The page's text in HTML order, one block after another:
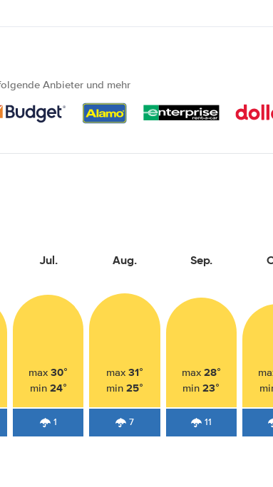
Anbieter und mehr
Jul.
max30°
min 24°
1
Aug.
max 31°
min 25°
7
Sep.
max 28°
min23°
11